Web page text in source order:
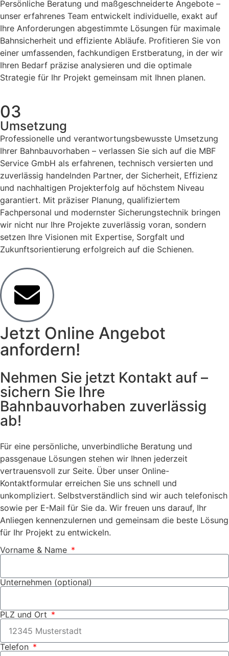
Persönliche Beratung und maßgeschneiderte Angebote –
unser erfahrenes Team entwickelt individuelle, exakt auf
Ihre Anforderungen abgestimmte Lösungen für maximale
Bahnsicherheit und effiziente Abläufe. Profitieren Sie von
einer umfassenden, fachkundigen Erstberatung, in der wir
Ihren Bedarf präzise analysieren und die optimale
Strategie für Ihr Projekt gemeinsam mit Ihnen planen.
03
Umsetzung
Professionelle und verantwortungsbewusste Umsetzung
Ihrer Bahnbauvorhaben – verlassen Sie sich auf die MBF
Service GmbH als erfahrenen, technisch versierten und
zuverlässig handelnden Partner, der Sicherheit, Effizienz
und nachhaltigen Projekterfolg auf höchstem Niveau
garantiert. Mit präziser Planung, qualifiziertem
Fachpersonal und modernster Sicherungstechnik bringen
wir nicht nur Ihre Projekte zuverlässig voran, sondern
setzen Ihre Visionen mit Expertise, Sorgfalt und
Zukunftsorientierung erfolgreich auf die Schienen.
Jetzt Online Angebot
anfordern!
Nehmen Sie jetzt Kontakt auf –
sichern Sie Ihre
Bahnbauvorhaben zuverlässig
ab!
Für eine persönliche, unverbindliche Beratung und
passgenaue Lösungen stehen wir Ihnen jederzeit
vertrauensvoll zur Seite. Über unser Online-
Kontaktformular erreichen Sie uns schnell und
unkompliziert. Selbstverständlich sind wir auch telefonisch
sowie per E-Mail für Sie da. Wir freuen uns darauf, Ihr
Anliegen kennenzulernen und gemeinsam die beste Lösung
für Ihr Projekt zu entwickeln.
Vorname & Name
Unternehmen (optional)
PLZ und Ort
Telefon